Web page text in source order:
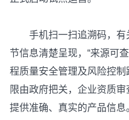
手机扫一扫追溯码，有
节信息清楚呈现，“来源可
程质量安全管理及风险控制
限由政府把关，企业资质
提供准确、真实的产品信